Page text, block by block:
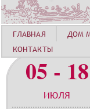
05 - 18
ИЮЛЯ
ГЛАВНАЯ ДОМ
КОНТАКТЫ